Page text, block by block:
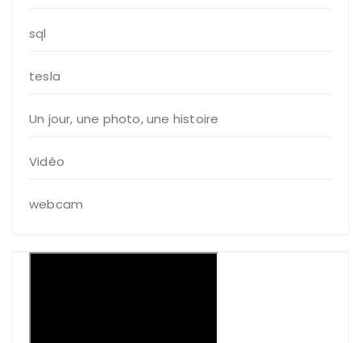
sql
tesla
Un jour, une photo, une histoire
Vidéo
webcam